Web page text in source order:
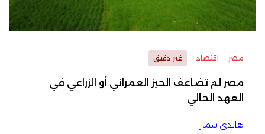
مصر اقتصاد غير دقيق
مصر لم تضاعف الحيز العمراني أو الزراعي في
العهد الحالي
هايدي سمير